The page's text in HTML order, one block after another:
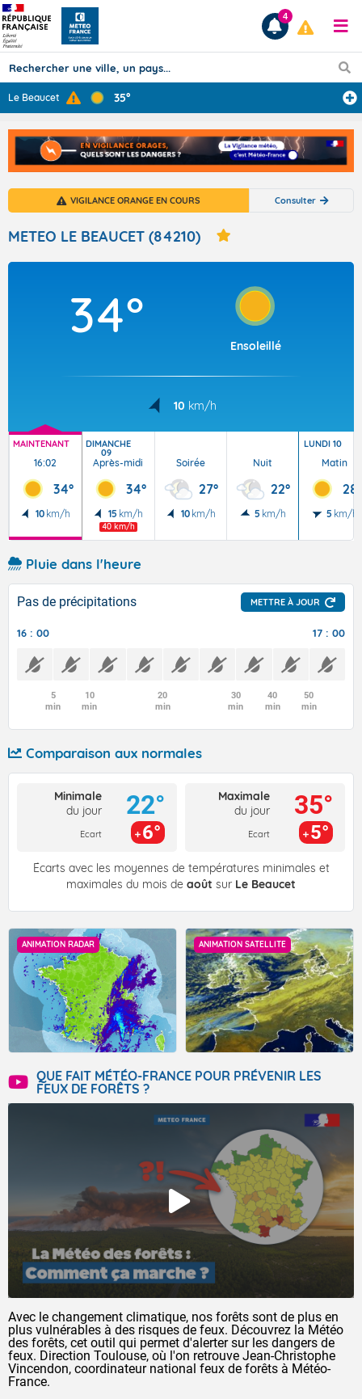
Prévisions
TOUS LES RÉSULTATS
Articles
4
Le Beaucet 35°
VIGILANCE ORANGE EN COURS Consulter
METEO LE BEAUCET (84210)
34°
Ensoleillé
10 km/h
MAINTENANT
16:02
34°
10 km/h
DIMANCHE
09
Après-midi
34°
15 km/h
40 km/h
Soirée
27°
10 km/h
Nuit
22°
5 km/h
LUNDI 10
Matin
28°
5 km/h
Pluie dans l'heure
Pas de précipitations METTRE À JOUR
16 : 00 17 : 00
5
min
10
min
20
min
30
min
40
min
50
min
Comparaison aux normales
Minimale
du jour
Ecart
22°
6°
Maximale
du jour
Ecart
35°
5°
Écarts avec les moyennes de températures minimales et
maximales du mois de août sur Le Beaucet
ANIMATION RADAR ANIMATION SATELLITE
QUE FAIT MÉTÉO-FRANCE POUR PRÉVENIR LES
FEUX DE FORÊTS ?
Avec le changement climatique, nos forêts sont de plus en
plus vulnérables à des risques de feux. Découvrez la Météo
des forêts, cet outil qui permet d'alerter sur les dangers de
feux. Direction Toulouse, où l'on retrouve Jean-Christophe
Vincendon, coordinateur national feux de forêts à Météo-
France.